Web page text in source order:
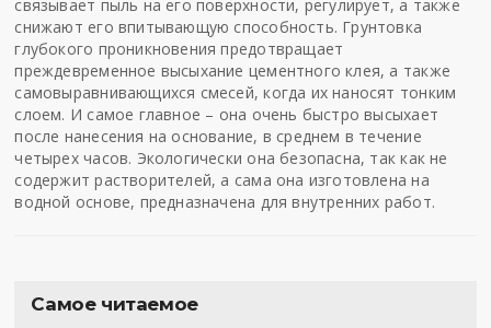
связывает пыль на его поверхности, регулирует, а также
снижают его впитывающую способность. Грунтовка
глубокого проникновения предотвращает
преждевременное высыхание цементного клея, а также
самовыравнивающихся смесей, когда их наносят тонким
слоем. И самое главное – она очень быстро высыхает
после нанесения на основание, в среднем в течение
четырех часов. Экологически она безопасна, так как не
содержит растворителей, а сама она изготовлена на
водной основе, предназначена для внутренних работ.
Самое читаемое